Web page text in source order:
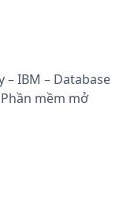
– IBM – Database
Phần mềm mở